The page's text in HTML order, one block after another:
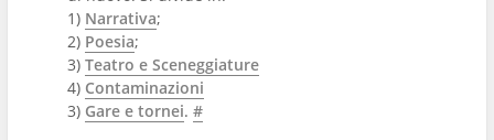
1) Narrativa;
2) Poesia;
3) Teatro e Sceneggiature
4) Contaminazioni
3) Gare e tornei. #